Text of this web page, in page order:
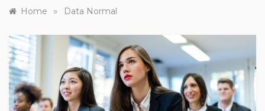
Home » Data Normal